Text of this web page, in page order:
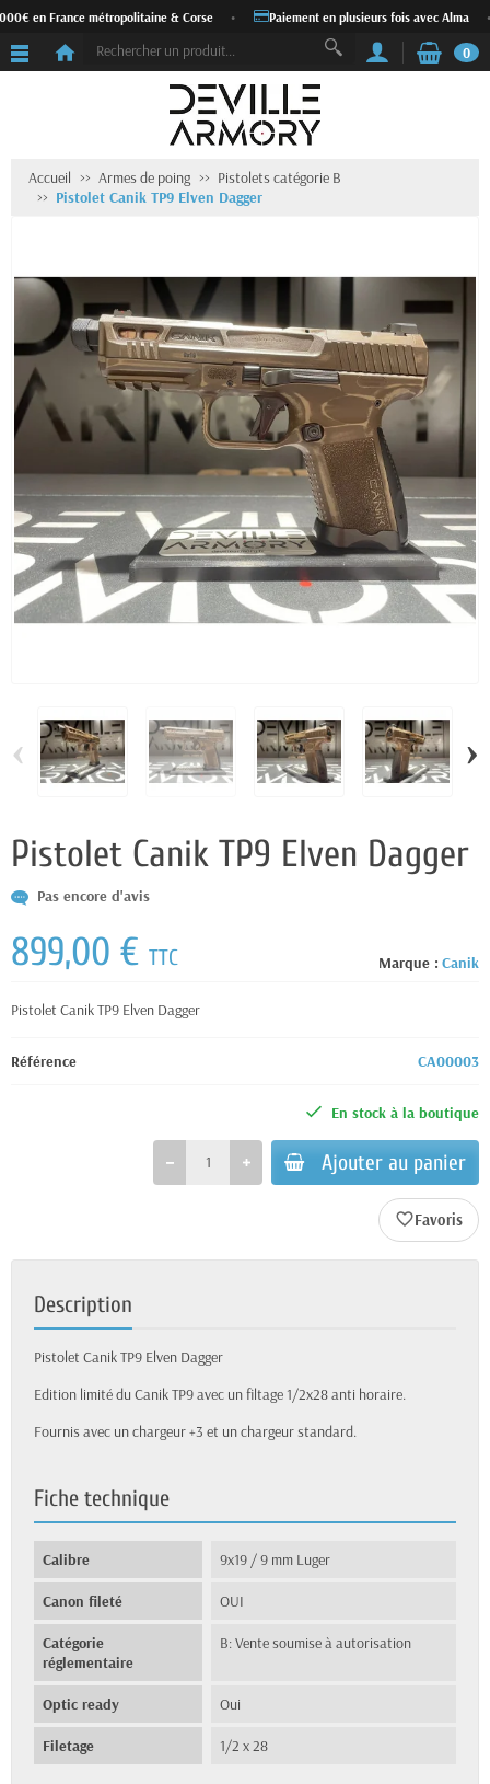
en France métropolitaine & Corse Paiement en plusieurs fois avec Alma
0
Accueil Armes de poing
Pistolets catégorie B
Pistolet Canik TP9 Elven Dagger
‹ ›
Pistolet Canik TP9 Elven Dagger
Pas encore d'avis
Marque : Canik
899,00 € TTC
Pistolet Canik TP9 Elven Dagger
Référence CA00003
En stock à la boutique
Ajouter au panier
favorite_border
Description
Pistolet Canik TP9 Elven Dagger
Edition limité du Canik TP9 avec un filtage 1/2x28 anti horaire.
Fournis avec un chargeur +3 et un chargeur standard.
Fiche technique
Calibre 9x19 / 9 mm Luger
Canon fileté OUI
Catégorie
réglementaire
B: Vente soumise à autorisation
Optic ready Oui
Filetage 1/2 x 28